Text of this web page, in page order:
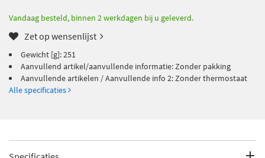
Vandaag besteld, binnen 2 werkdagen bij u geleverd.
Zet op wensenlijst
Gewicht [g]: 251
Aanvullend artikel/aanvullende informatie: Zonder pakking
Aanvullende artikelen / Aanvullende info 2: Zonder thermostaat
Alle specificaties